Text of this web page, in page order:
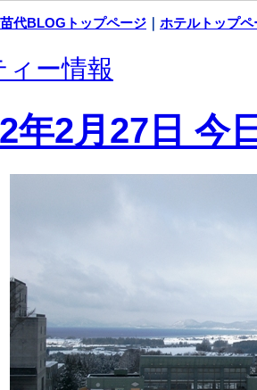
代BLOGトップページ ｜ ホテルトップペ
ィー情報
年2月27日 今